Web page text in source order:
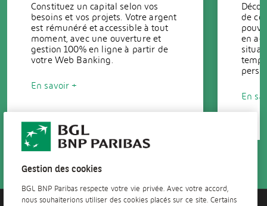
Constituez un capital selon vos
besoins et vos projets. Votre argent
est rémunéré et accessible à tout
moment, avec une ouverture et
gestion 100% en ligne à partir de
votre Web Banking.
En savoir +
de
en
En
Gestion des cookies
BGL BNP Paribas respecte votre vie privée. Avec votre accord,
nous souhaiterions utiliser des cookies placés sur ce site. Certains